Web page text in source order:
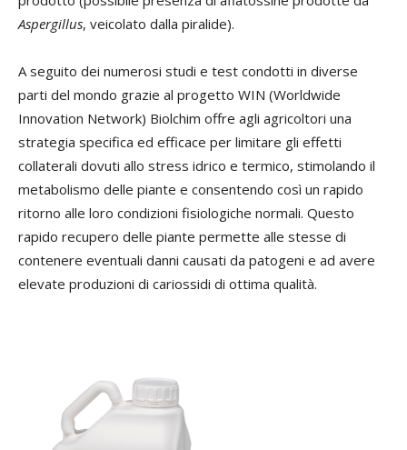
Aspergillus, veicolato dalla piralide).
A seguito dei numerosi studi e test condotti in diverse
parti del mondo grazie al progetto WIN (Worldwide
Innovation Network) Biolchim offre agli agricoltori una
strategia specifica ed efficace per limitare gli effetti
collaterali dovuti allo stress idrico e termico, stimolando il
metabolismo delle piante e consentendo così un rapido
ritorno alle loro condizioni fisiologiche normali. Questo
rapido recupero delle piante permette alle stesse di
contenere eventuali danni causati da patogeni e ad avere
elevate produzioni di cariossidi di ottima qualità.